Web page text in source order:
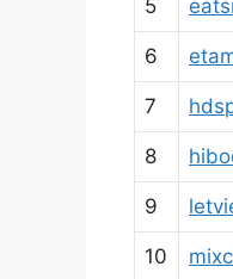
5
6
7
8
9
10